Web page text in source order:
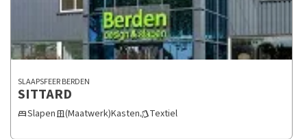
SLAAPSFEER BERDEN
SITTARD
bedSlapendoor_sliding(Maatwerk)KastenstyleTextiel